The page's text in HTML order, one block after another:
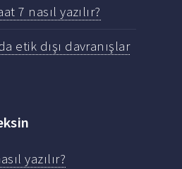
7 nasıl yazılır?
etik dışı davranışlar
yazılır?